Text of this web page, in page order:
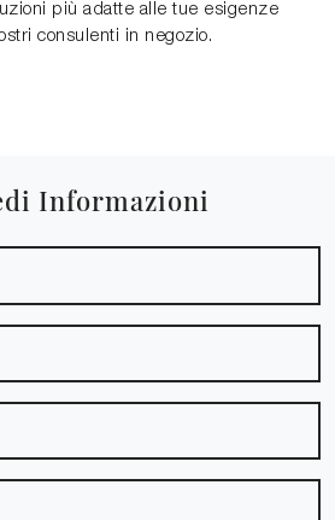
più adatte alle tue esigenze
consulenti in negozio.
Informazioni